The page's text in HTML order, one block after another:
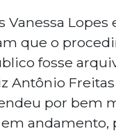
Vanessa Lopes
que o
fosse
Antônio
por bem
andamento,